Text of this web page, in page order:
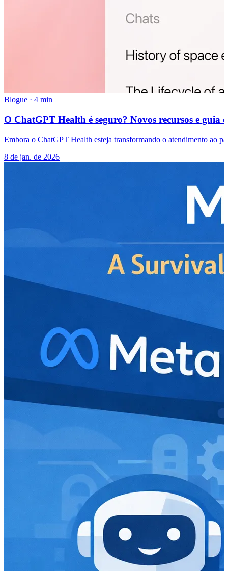
Blogue · 4 min
O ChatGPT Health é seguro? Novos recursos e guia
Embora o ChatGPT Health esteja transformando o atendimento ao
8 de jan. de 2026